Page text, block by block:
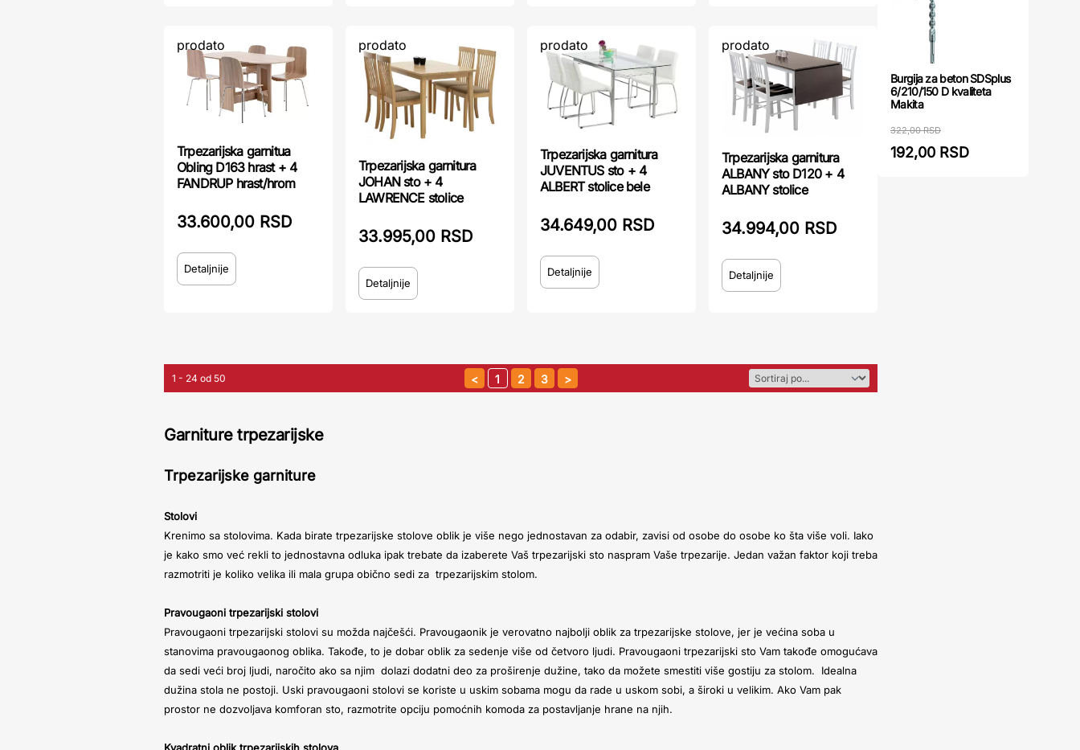
prodato
Trpezarijska garnitua
Obling D163 hrast + 4
FANDRUP hrast/hrom
33.600,00 RSD
Detaljnije
prodato
Trpezarijska garnitura
JOHAN sto + 4
LAWRENCE stolice
33.995,00 RSD
Detaljnije
prodato
Trpezarijska garnitura
JUVENTUS sto + 4
ALBERT stolice bele
34.649,00 RSD
Detaljnije
prodato
Trpezarijska garnitura
ALBANY sto D120 + 4
ALBANY stolice
34.994,00 RSD
Detaljnije
1 - 24 od 50 1 2 3
Garniture trpezarijske
Trpezarijske garniture
Stolovi
Krenimo sa stolovima. Kada birate trpezarijske stolove oblik je više nego jednostavan za odabir, zavisi od osobe do osobe ko šta više voli. Iako
je kako smo već rekli to jednostavna odluka ipak trebate da izaberete Vaš trpezarijski sto naspram Vaše trpezarije. Jedan važan faktor koji treba
razmotriti je koliko velika ili mala grupa obično sedi za trpezarijskim stolom.
Pravougaoni trpezarijski stolovi
Pravougaoni trpezarijski stolovi su možda najčešći. Pravougaonik je verovatno najbolji oblik za trpezarijske stolove, jer je većina soba u
stanovima pravougaonog oblika. Takođe, to je dobar oblik za sedenje više od četvoro ljudi. Pravougaoni trpezarijski sto Vam takođe omogućava
da sedi veći broj ljudi, naročito ako sa njim dolazi dodatni deo za proširenje dužine, tako da možete smestiti više gostiju za stolom. Idealna
dužina stola ne postoji. Uski pravougaoni stolovi se koriste u uskim sobama mogu da rade u uskom sobi, a široki u velikim. Ako Vam pak
prostor ne dozvoljava komforan sto, razmotrite opciju pomoćnih komoda za postavljanje hrane na njih.
Burgija za beton SDSplus
6/210/150 D kvaliteta
Makita
322,00 RSD
192,00 RSD